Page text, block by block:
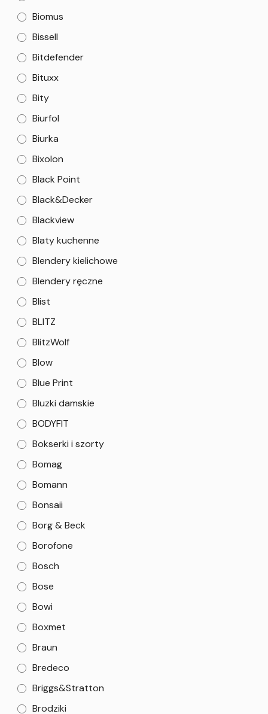
Biomus
Bissell
Bitdefender
Bituxx
Bity
Biurfol
Biurka
Bixolon
Black Point
Black&Decker
Blackview
Blaty kuchenne
Blendery kielichowe
Blendery ręczne
Blist
BLITZ
BlitzWolf
Blow
Blue Print
Bluzki damskie
BODYFIT
Bokserki i szorty
Bomag
Bomann
Bonsaii
Borg & Beck
Borofone
Bosch
Bose
Bowi
Boxmet
Braun
Bredeco
Briggs&Stratton
Brodziki